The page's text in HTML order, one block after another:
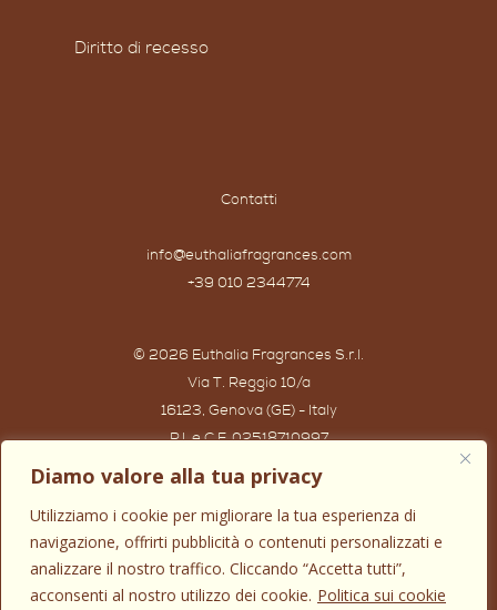
Diamo valore alla tua privacy
Utilizziamo i cookie per migliorare la tua esperienza di
navigazione, offrirti pubblicità o contenuti personalizzati e
analizzare il nostro traffico. Cliccando “Accetta tutti”,
acconsenti al nostro utilizzo dei cookie. Politica sui cookie
Diritto di recesso
Contatti
info@euthaliafragrances.com
+39 010 2344774
© 2026 Euthalia Fragrances S.r.l.
Via T. Reggio 10/a
16123, Genova (GE) - Italy
P.I. e C.F. 02518710997
Powered by IWG WEB AGENCY